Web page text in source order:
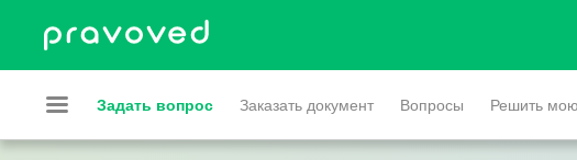
Задать вопрос Заказать документ Вопросы Решить